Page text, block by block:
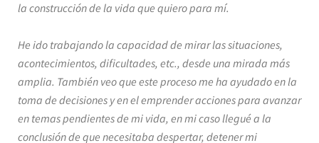
la construcción de la vida que quiero para mí.
He ido trabajando la capacidad de mirar las situaciones,
acontecimientos, dificultades, etc., desde una mirada más
amplia. También veo que este proceso me ha ayudado en la
toma de decisiones y en el emprender acciones para avanzar
en temas pendientes de mi vida, en mi caso llegué a la
conclusión de que necesitaba despertar, detener mi